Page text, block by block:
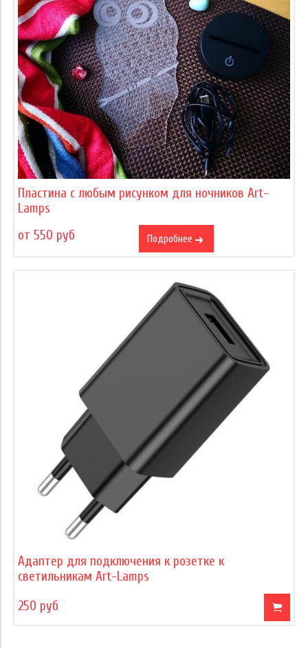
Пластина с любым рисунком для ночников Art-
Lamps
от 550 руб
Подробнее
Адаптер для подключения к розетке к
светильникам Art-Lamps
250 руб